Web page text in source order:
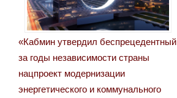
«Кабмин утвердил беспрецедентный
за годы независимости страны
нацпроект модернизации
энергетического и коммунального